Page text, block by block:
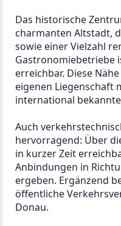
Das historische
charmanten Altstadt,
sowie einer Vielzahl
Gastronomiebetriebe
erreichbar. Diese
eigenen Liegenschaft
international
Auch
hervorragend: Über
in kurzer Zeit
Anbindungen in
ergeben. Ergänzend
öffentliche
Donau.